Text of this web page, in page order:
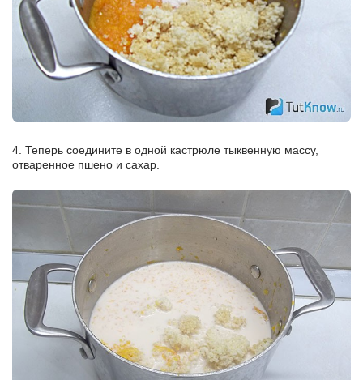
4. Теперь соедините в одной кастрюле тыквенную массу,
отваренное пшено и сахар.